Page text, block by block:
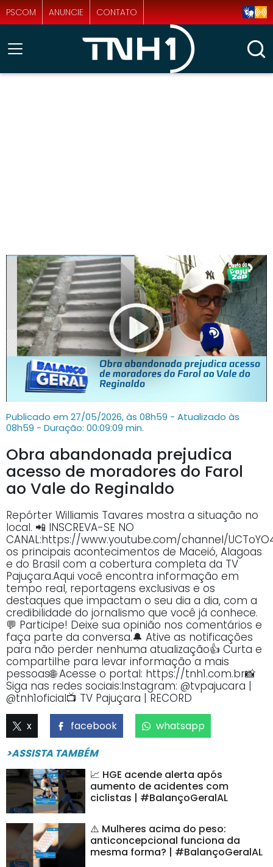
PSCOM ANUNCIE CONTATO
Publicado em 27/05/2026, às 08h59 - Atualizado às
08h59 - Duração: 00:09:09 min.
Obra abandonada prejudica
acesso de moradores do Farol
ao Vale do Reginaldo
Repórter Williamis Tavares mostra a situação no
local. 📲 INSCREVA-SE NO
CANAL:https://www.youtube.com/channel/
os principais acontecimentos de Maceió, Alagoas
e do Brasil com a cobertura completa da TV
Pajuçara.Aqui você encontra informação em
tempo real, reportagens exclusivas e os
destaques que impactam o seu dia a dia, com a
credibilidade do jornalismo que você já conhece.
💬 Participe! Deixe sua opinião nos comentários e
faça parte da conversa.🔔 Ative as notificações
para não perder nenhuma atualização👍 Curta e
compartilhe para levar informação a mais
pessoas🌐 Acesse o portal: https://tnh1.com.br📸
Siga nas redes sociais:Instagram: @tvpajucara |
@tnh1oficial📺 TV Pajuçara | RECORD
x facebook
whatsapp
>ASSISTA TAMBÉM
📈 HGE acende alerta após
aumento de acidentes com
ciclistas | #BalançoGeralAL
⚠️ Mulheres acima do peso:
anticoncepcional funciona da
mesma forma? | #BalançoGeralAL